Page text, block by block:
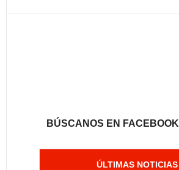
BÚSCANOS EN FACEBOOK
ÚLTIMAS NOTICIAS